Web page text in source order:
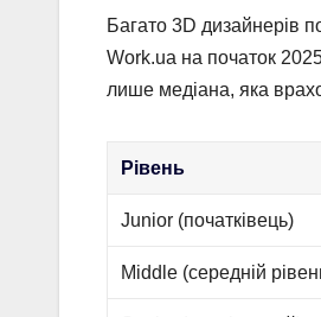
Багато 3D дизайнерів
Work.ua на початок
лише медіана, яка
Рівень
Junior (початківець)
Middle (середній